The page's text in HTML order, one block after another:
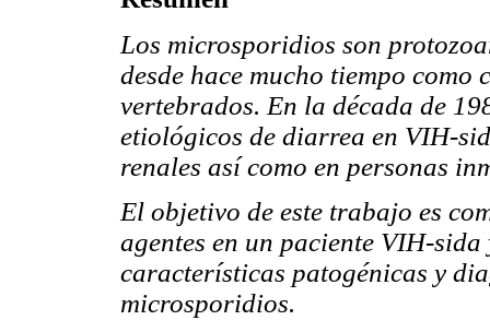
Los microsporidios son
desde hace mucho tiempo como
vertebrados. En la década de
etiológicos de diarrea en VIH-
renales así como en personas
El objetivo de este trabajo es
agentes en un paciente VIH-
características patogénicas y
microsporidios.